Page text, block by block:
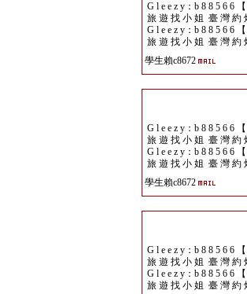
G l e e z y：b 8 8 5 6 6
旅 遊 找 小 姐 臺 灣 約
G l e e z y：b 8 8 5 6 6
旅 遊 找 小 姐 臺 灣 約
學生賴c8672
G l e e z y：b 8 8 5 6 6
旅 遊 找 小 姐 臺 灣 約
G l e e z y：b 8 8 5 6 6
旅 遊 找 小 姐 臺 灣 約
學生賴c8672
G l e e z y：b 8 8 5 6 6
旅 遊 找 小 姐 臺 灣 約
G l e e z y：b 8 8 5 6 6
旅 遊 找 小 姐 臺 灣 約